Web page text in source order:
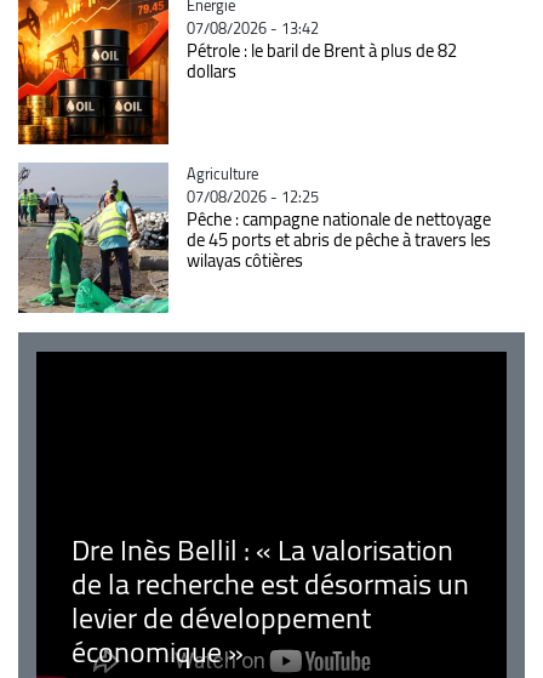
07/08/2026 - 13:42
Pétrole : le baril de Brent à plus de 82
dollars
Catégorie
Agriculture
07/08/2026 - 12:25
Pêche : campagne nationale de nettoyage
de 45 ports et abris de pêche à travers les
wilayas côtières
Dre Inès Bellil : « La valorisation
de la recherche est désormais un
levier de développement
économique »